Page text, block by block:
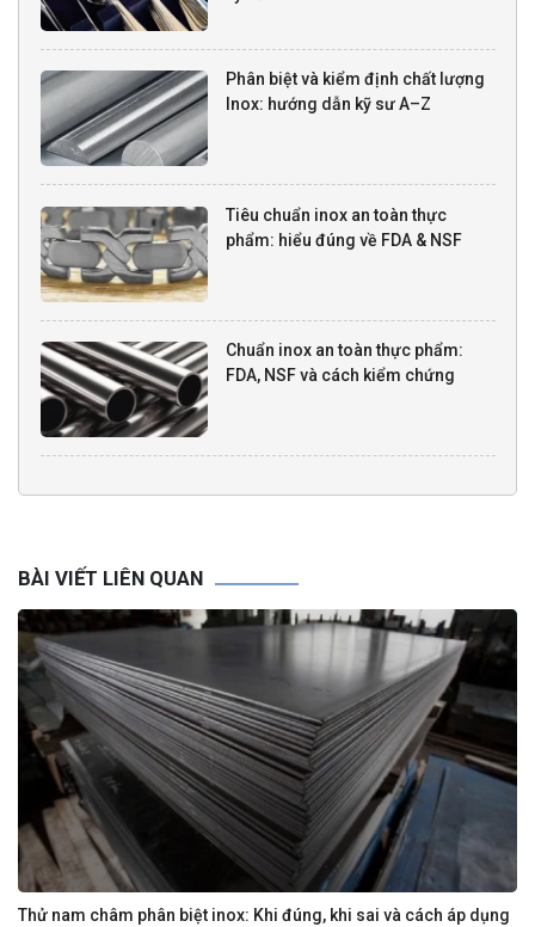
Phân biệt và kiểm định chất lượng
Inox: hướng dẫn kỹ sư A–Z
Tiêu chuẩn inox an toàn thực
phẩm: hiểu đúng về FDA & NSF
Chuẩn inox an toàn thực phẩm:
FDA, NSF và cách kiểm chứng
BÀI VIẾT LIÊN QUAN
Thử nam châm phân biệt inox: Khi đúng, khi sai và cách áp dụng